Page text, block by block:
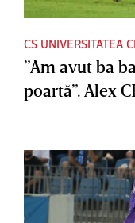
CS UNIVERSITATEA
”Am avut ba
poartă”. Alex